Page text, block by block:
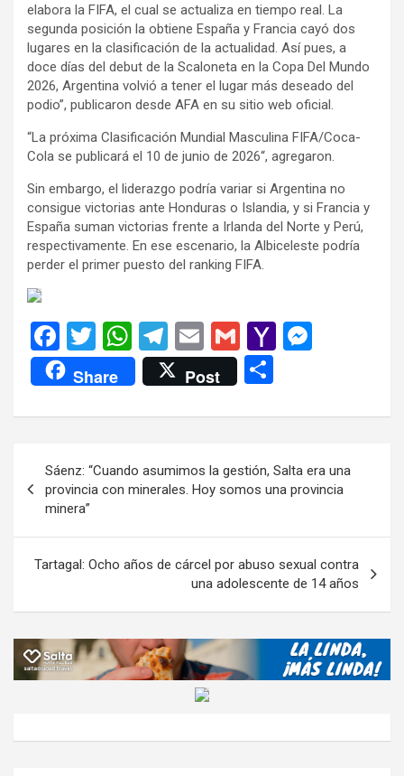
elabora la FIFA, el cual se actualiza en tiempo real. La
segunda posición la obtiene España y Francia cayó dos
lugares en la clasificación de la actualidad. Así pues, a
doce días del debut de la Scaloneta en la Copa Del Mundo
2026, Argentina volvió a tener el lugar más deseado del
podio”, publicaron desde AFA en su sitio web oficial.
“La próxima Clasificación Mundial Masculina FIFA/Coca-
Cola se publicará el 10 de junio de 2026“, agregaron.
Sin embargo, el liderazgo podría variar si Argentina no
consigue victorias ante Honduras o Islandia, y si Francia y
España suman victorias frente a Irlanda del Norte y Perú,
respectivamente. En ese escenario, la Albiceleste podría
perder el primer puesto del ranking FIFA.
F
a
ce
b
o
k
T
wi
tt
er
W
h
at
s
p
T
el
e
gr
m
E
m
ail
G
m
ail
Y
o
M
n
er
Share Post
m
p
ar
de
entradas
Sáenz: “Cuando asumimos la gestión, Salta era una
provincia con minerales. Hoy somos una provincia
minera”
Tartagal: Ocho años de cárcel por abuso sexual contra
una adolescente de 14 años